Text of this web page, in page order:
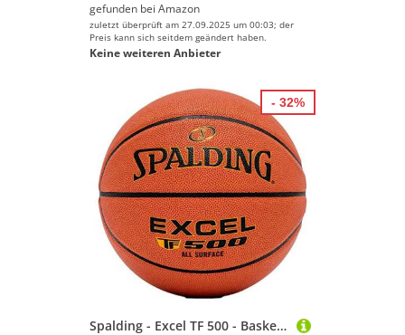
gefunden bei Amazon
zuletzt überprüft am 27.09.2025 um 00:03; der
Preis kann sich seitdem geändert haben.
Keine weiteren Anbieter
Spalding - Excel TF 500 - Basketball - Größe 7 - Basketball - Zertifizierter Ball - Material ZK Composite - Indoor und Outdoor - Anti-Rutsch - Ausgezeichneter Grip
- 32%